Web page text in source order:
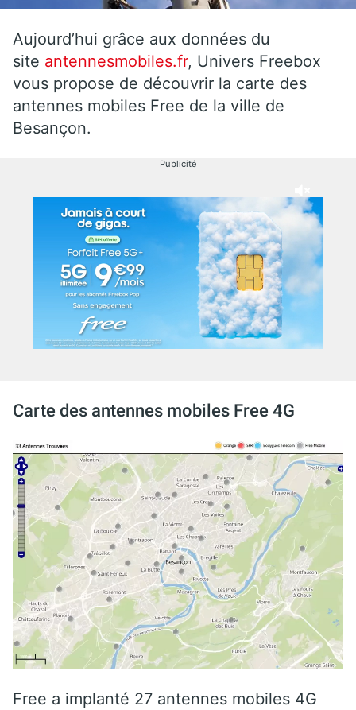
Aujourd’hui grâce aux données du
site antennesmobiles.fr, Univers Freebox
vous propose de découvrir la carte des
antennes mobiles Free de la ville de
Besançon.
Publicité
Carte des antennes mobiles Free 4G
Free a implanté 27 antennes mobiles 4G